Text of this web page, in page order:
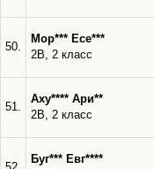
50.
Мор*** Есе***
2В, 2 класс
51.
Аху**** Ари**
2В, 2 класс
Буг*** Евг****